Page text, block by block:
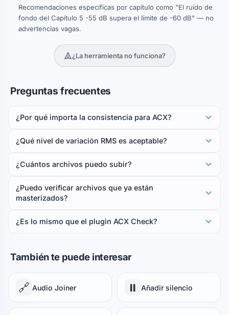
Recomendaciones específicas por capítulo como "El ruido de
fondo del Capítulo 5 -55 dB supera el límite de -60 dB" — no
advertencias vagas.
¿La herramienta no funciona?
Preguntas frecuentes
¿Por qué importa la consistencia para ACX?
¿Qué nivel de variación RMS es aceptable?
¿Cuántos archivos puedo subir?
¿Puedo verificar archivos que ya están
masterizados?
¿Es lo mismo que el plugin ACX Check?
También te puede interesar
🔗 Audio Joiner ⏸️ Añadir silencio